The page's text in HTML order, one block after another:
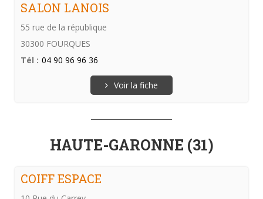
SALON LANOIS
55 rue de la république
30300 FOURQUES
Tél : 04 90 96 96 36
Voir la fiche
HAUTE-GARONNE (31)
COIFF ESPACE